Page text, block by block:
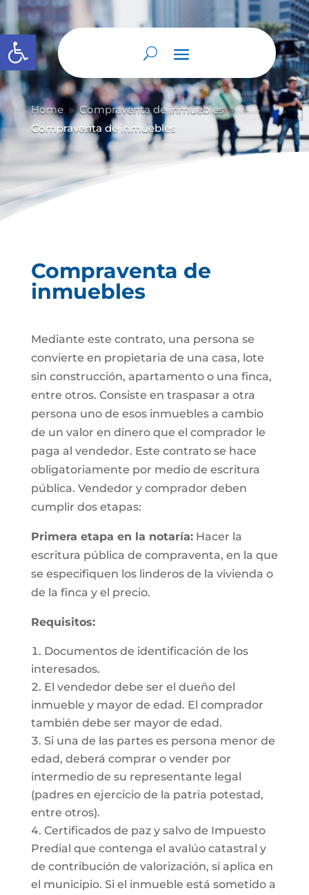
Abrir barra de herramientas
Home 9 Compraventa de inmuebles 9
Compraventa de inmuebles
Compraventa de
inmuebles
Mediante este contrato, una persona se
convierte en propietaria de una casa, lote
sin construcción, apartamento o una finca,
entre otros. Consiste en traspasar a otra
persona uno de esos inmuebles a cambio
de un valor en dinero que el comprador le
paga al vendedor. Este contrato se hace
obligatoriamente por medio de escritura
pública. Vendedor y comprador deben
cumplir dos etapas:
Primera etapa en la notaría:Hacer la
escritura pública de compraventa, en la que
se especifiquen los linderos de la vivienda o
de la finca y el precio.
Requisitos:
Documentos de identificación de los
interesados.
El vendedor debe ser el dueño del
inmueble y mayor de edad. El comprador
también debe ser mayor de edad.
Si una de las partes es persona menor de
edad, deberá comprar o vender por
intermedio de su representante legal
(padres en ejercicio de la patria potestad,
entre otros).
Certificados de paz y salvo de Impuesto
Predial que contenga el avalúo catastral y
de contribución de valorización, si aplica en
el municipio. Si el inmueble está sometido a